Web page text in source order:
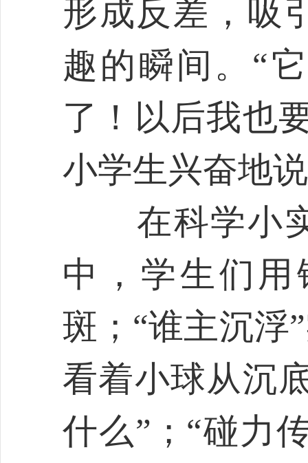
形成反差，吸
趣的瞬间。“
了！以后我也
小学生兴奋地
在科学小实
中，学生们
斑；“谁主沉浮
看着小球从沉
什么”；“碰力